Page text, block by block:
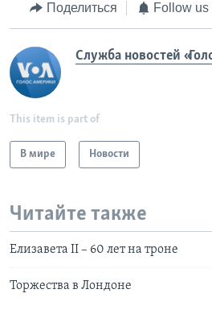
Поделиться Follow us
Служба новостей
This item is part of
В мире Новости
Читайте также
Елизавета II – 60 лет на троне
Торжества в Лондоне